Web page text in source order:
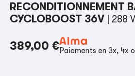
RECONDITIONNEMENT
CYCLOBOOST 36V
| 288
389,00 €Paiements en 3x, 4x